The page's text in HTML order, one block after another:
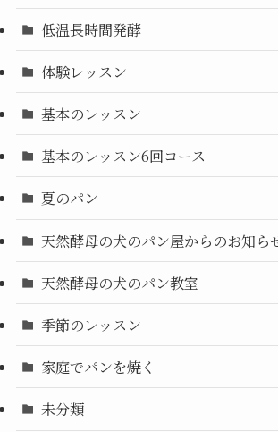
低温長時間発酵
体験レッスン
基本のレッスン
基本のレッスン6回コース
夏のパン
天然酵母の犬のパン屋からのお知ら
天然酵母の犬のパン教室
季節のレッスン
家庭でパンを焼く
未分類